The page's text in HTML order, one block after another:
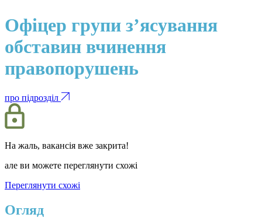
Офіцер групи з’ясування
обставин вчинення
правопорушень
про підрозділ
На жаль, вакансія вже закрита!
але ви можете переглянути схожі
Переглянути схожі
Огляд